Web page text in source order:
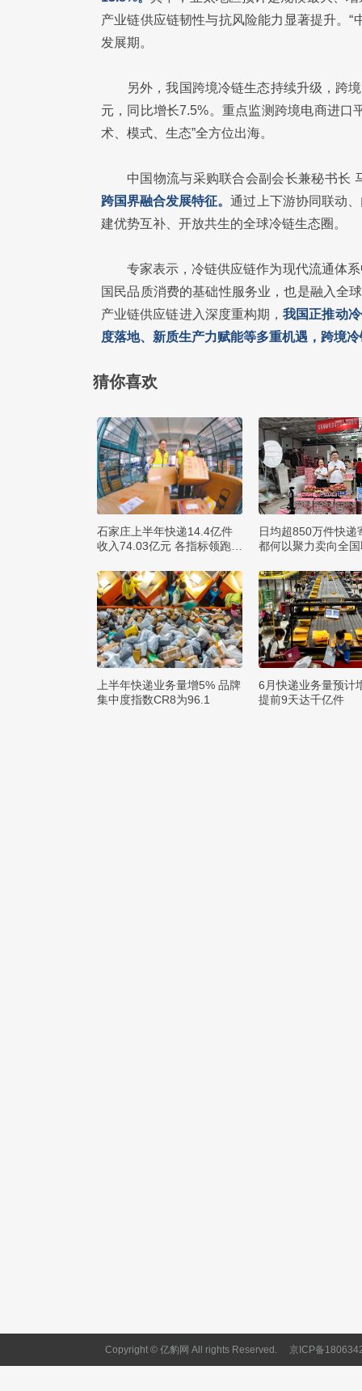
产业链供应链韧性与抗风险能力显著提升。“
发展期。
另外，我国跨境冷链生态持续升级，跨
元，同比增长7.5%。重点监测跨境电商进口
术、模式、生态”全方位出海。
中国物流与采购联合会副会长兼秘书长
跨国界融合发展特征。通过上下游协同联动
建优势互补、开放共生的全球冷链生态圈。
专家表示，冷链供应链作为现代流通体
国民品质消费的基础性服务业，也是融入全
产业链供应链进入深度重构期，我国正推动
度落地、新质生产力赋能等多重机遇，跨境
猜你喜欢
石家庄上半年快递14.4亿件
收入74.03亿元 各指标领跑全
日均超850万件快递
都何以聚力卖向全
上半年快递业务量增5% 品牌
集中度指数CR8为96.1
6月快递业务量预计
提前9天达千亿件
Copyright © 亿豹网 All rights Reserved. 京ICP备